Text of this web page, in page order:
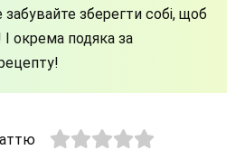
зберегти собі, щоб
І окрема подяка за